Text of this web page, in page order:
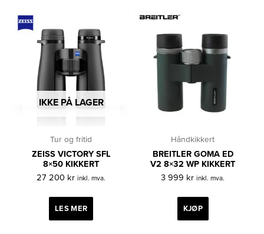
IKKE PÅ LAGER
Tur og fritid
ZEISS VICTORY SFL
8×50 KIKKERT
27 200 kr inkl. mva.
LES MER
Håndkikkert
BREITLER GOMA ED
V2 8×32 WP KIKKERT
3 999 kr inkl. mva.
KJØP